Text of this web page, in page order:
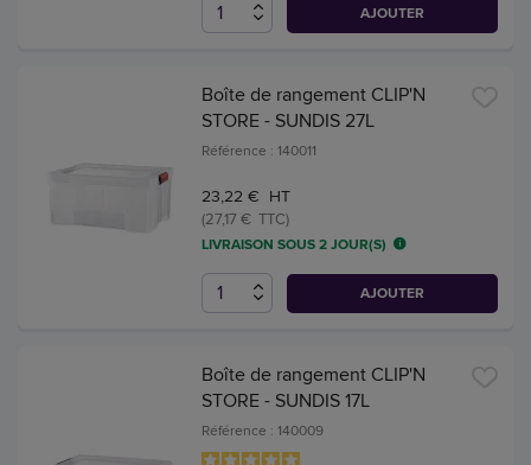
AJOUTER
Boîte de rangement CLIP'N
STORE - SUNDIS 27L
Référence : 140011
23,22 € HT
(27,17 € TTC)
LIVRAISON SOUS 2 JOUR(S)
AJOUTER
Boîte de rangement CLIP'N
STORE - SUNDIS 17L
Référence : 140009